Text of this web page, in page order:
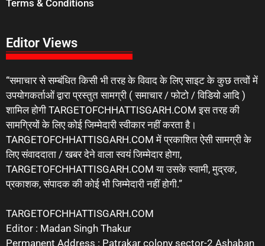
Terms & Conditions
Editor Views
“समाचार से सम्बंधित किसी भी तरह के विवाद के लिए साइट के कुछ तत्वों में
उपयोगकर्ताओं द्वारा प्रस्तुत सामग्री ( समाचार / फोटो / विडियो आदि )
शामिल होगी TARGETOFCHHATTISGARH.COM इस तरह की
सामग्रियों के लिए कोई जिम्मेदारी स्वीकार नहीं करता है।
TARGETOFCHHATTISGARH.COM में प्रकाशित ऐसी सामग्री के
लिए संवाददाता / खबर देने वाला स्वयं जिम्मेदार होगा,
TARGETOFCHHATTISGARH.COM या उसके स्वामी, मुद्रक,
प्रकाशक, संपादक की कोई भी जिम्मेदारी नहीं होगी.”
TARGETOFCHHATTISGARH.COM
Editor : Madan Singh Thakur
Permanent Address : Patrakar colony sector-2 Ashaban